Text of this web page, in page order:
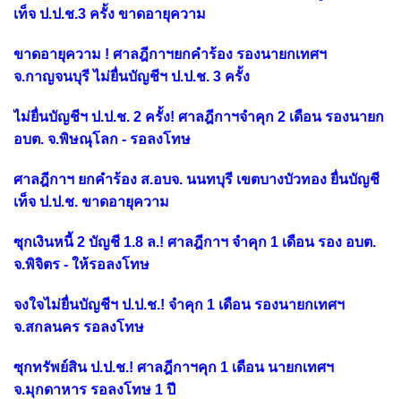
เท็จ ป.ป.ช.3 ครั้ง ขาดอายุความ
ขาดอายุความ ! ศาลฎีกาฯยกคำร้อง รองนายกเทศฯ
จ.กาญจนบุรี ไม่ยื่นบัญชีฯ ป.ป.ช. 3 ครั้ง
ไม่ยื่นบัญชีฯ ป.ป.ช. 2 ครั้ง! ศาลฎีกาฯจำคุก 2 เดือน รองนายก
อบต. จ.พิษณุโลก - รอลงโทษ
ศาลฎีกาฯ ยกคำร้อง ส.อบจ. นนทบุรี เขตบางบัวทอง ยื่นบัญชี
เท็จ ป.ป.ช. ขาดอายุความ
ซุกเงินหนี้ 2 บัญชี 1.8 ล.! ศาลฎีกาฯ จำคุก 1 เดือน รอง อบต.
จ.พิจิตร - ให้รอลงโทษ
จงใจไม่ยื่นบัญชีฯ ป.ป.ช.! จำคุก 1 เดือน รองนายกเทศฯ
จ.สกลนคร รอลงโทษ
ซุกทรัพย์สิน ป.ป.ช.! ศาลฎีกาฯคุก 1 เดือน นายกเทศฯ
จ.มุกดาหาร รอลงโทษ 1 ปี